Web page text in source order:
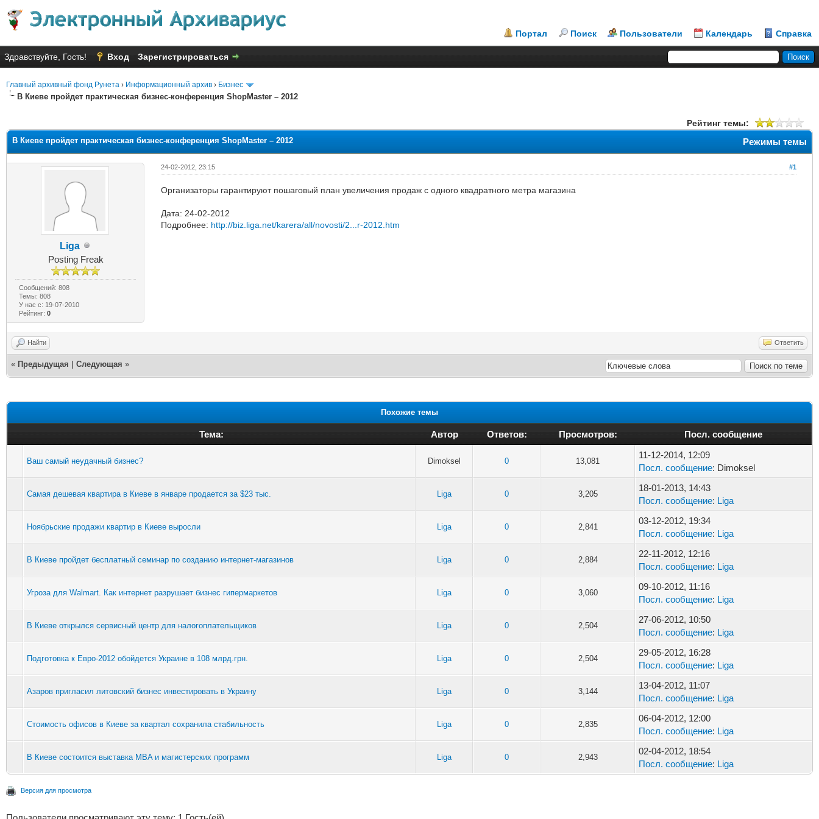
Портал Поиск Пользователи Календарь Справка
Здравствуйте, Гость! Вход Зарегистрироваться
Главный архивный фонд Рунета › Информационный архив › Бизнес
В Киеве пройдет практическая бизнес-конференция ShopMaster – 2012
Рейтинг темы:
Режимы темы
В Киеве пройдет практическая бизнес-конференция ShopMaster – 2012
Liga
Posting Freak
Сообщений: 808
Темы: 808
У нас с: 19-07-2010
Рейтинг:0
#1
24-02-2012, 23:15
Организаторы гарантируют пошаговый план увеличения продаж с одного квадратного метра магазина
Дата: 24-02-2012
Подробнее: http://biz.liga.net/karera/all/novosti/2...r-2012.htm
Найти Ответить
« Предыдущая Следующая »
Похожие темы
Тема: Автор Ответов: Просмотров: Посл. сообщение
Ваш самый неудачный бизнес? Dimoksel 0 13,081
11-12-2014, 12:09
Посл. сообщение: Dimoksel
Самая дешевая квартира в Киеве в январе продается за $23 тыс. Liga 0 3,205
18-01-2013, 14:43
Посл. сообщение: Liga
Ноябрьские продажи квартир в Киеве выросли Liga 0 2,841
03-12-2012, 19:34
Посл. сообщение: Liga
В Киеве пройдет бесплатный семинар по созданию интернет-магазинов Liga 0 2,884
22-11-2012, 12:16
Посл. сообщение: Liga
Угроза для Walmart. Как интернет разрушает бизнес гипермаркетов Liga 0 3,060
09-10-2012, 11:16
Посл. сообщение: Liga
В Киеве открылся сервисный центр для налогоплательщиков Liga 0 2,504
27-06-2012, 10:50
Посл. сообщение: Liga
Подготовка к Евро-2012 обойдется Украине в 108 млрд.грн. Liga 0 2,504
29-05-2012, 16:28
Посл. сообщение: Liga
Азаров пригласил литовский бизнес инвестировать в Украину Liga 0 3,144
13-04-2012, 11:07
Посл. сообщение: Liga
Стоимость офисов в Киеве за квартал сохранила стабильность Liga 0 2,835
06-04-2012, 12:00
Посл. сообщение: Liga
В Киеве состоится выставка MBA и магистерских программ Liga 0 2,943
02-04-2012, 18:54
Посл. сообщение: Liga
Версия для просмотра